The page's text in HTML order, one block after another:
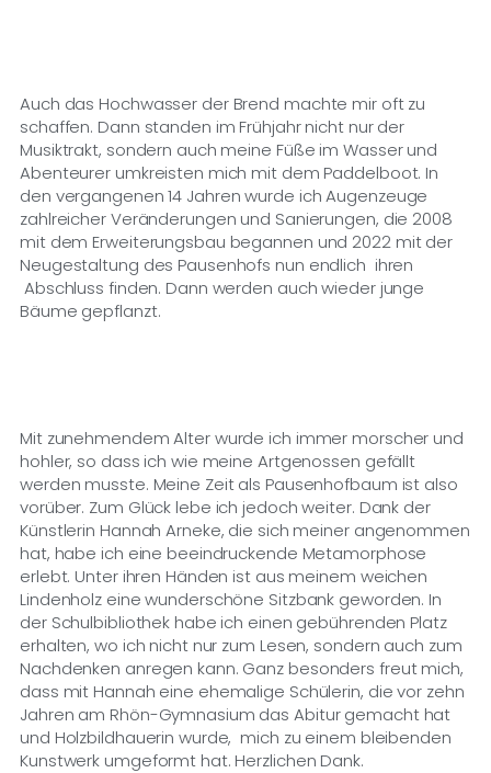
Auch das Hochwasser der Brend machte mir oft zu
schaffen. Dann standen im Frühjahr nicht nur der
Musiktrakt, sondern auch meine Füße im Wasser und
Abenteurer umkreisten mich mit dem Paddelboot. In
den vergangenen 14 Jahren wurde ich Augenzeuge
zahlreicher Veränderungen und Sanierungen, die 2008
mit dem Erweiterungsbau begannen und 2022 mit der
Neugestaltung des Pausenhofs nun endlich ihren
Abschluss finden. Dann werden auch wieder junge
Bäume gepflanzt.
Mit zunehmendem Alter wurde ich immer morscher und
hohler, so dass ich wie meine Artgenossen gefällt
werden musste. Meine Zeit als Pausenhofbaum ist also
vorüber. Zum Glück lebe ich jedoch weiter. Dank der
Künstlerin Hannah Arneke, die sich meiner angenommen
hat, habe ich eine beeindruckende Metamorphose
erlebt. Unter ihren Händen ist aus meinem weichen
Lindenholz eine wunderschöne Sitzbank geworden. In
der Schulbibliothek habe ich einen gebührenden Platz
erhalten, wo ich nicht nur zum Lesen, sondern auch zum
Nachdenken anregen kann. Ganz besonders freut mich,
dass mit Hannah eine ehemalige Schülerin, die vor zehn
Jahren am Rhön-Gymnasium das Abitur gemacht hat
und Holzbildhauerin wurde, mich zu einem bleibenden
Kunstwerk umgeformt hat. Herzlichen Dank.